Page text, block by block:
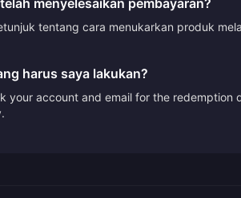
menyelesaikan pembayaran?
tentang cara menukarkan produk
harus saya lakukan?
account and email for the redemption